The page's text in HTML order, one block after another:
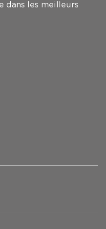
dans les meilleurs